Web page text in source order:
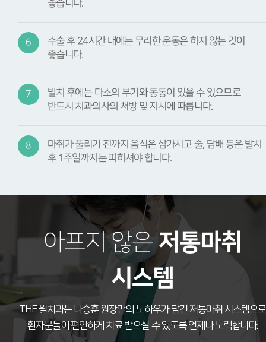
좋습니다.
6
수술 후 24시간 내에는 무리한 운동은 하지 않는 것이
좋습니다.
7
발치 후에는 다소의 부기와 동통이 있을 수 있으므로
반드시 치과의사의 처방 및 지시에 따릅니다.
8
마취가 풀리기 전까지 음식은 삼가시고 술, 담배 등은 발치
후 1주일까지는 피하셔야 합니다.
아프지 않은 저통마취
시스템
THE 윌치과는 나승훈 원장만의 노하우가 담긴 저통마취 시스템으로
환자분들이 편안하게 치료 받으실 수 있도록 언제나 노력합니다.